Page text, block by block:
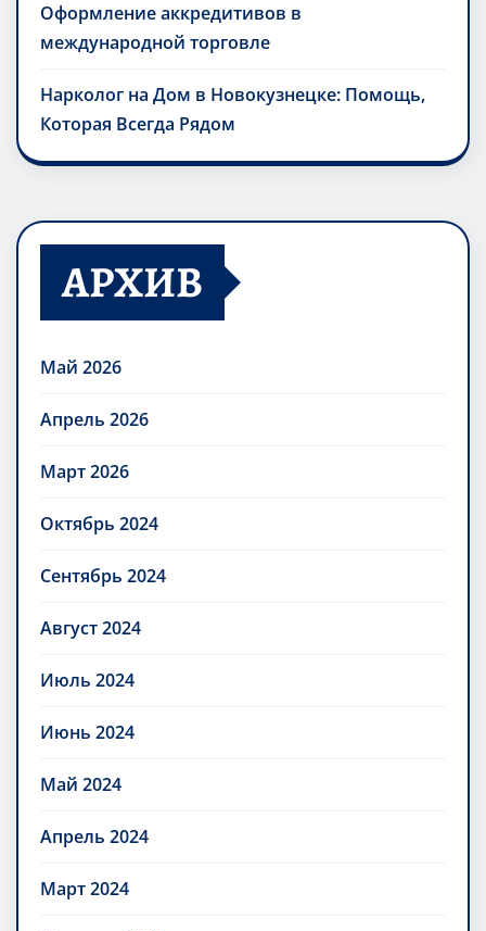
Оформление аккредитивов в
международной торговле
Нарколог на Дом в Новокузнецке: Помощь,
Которая Всегда Рядом
АРХИВ
Май 2026
Апрель 2026
Март 2026
Октябрь 2024
Сентябрь 2024
Август 2024
Июль 2024
Июнь 2024
Май 2024
Апрель 2024
Март 2024